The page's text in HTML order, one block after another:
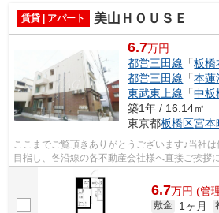
賃貸 | アパート 美山ＨＯＵＳＥ
6.7万円
都営三田線 「板橋
都営三田線 「本蓮
東武東上線 「中板
築1年 / 16.14㎡
東京都板橋区宮本
ここまでご覧頂きありがとうございます♪当社
目指し、各沿線の各不動産会社様へ直接ご挨拶
様へ提供しております！最新の情報は...
6.7万円 (管
敷金 1ヶ月